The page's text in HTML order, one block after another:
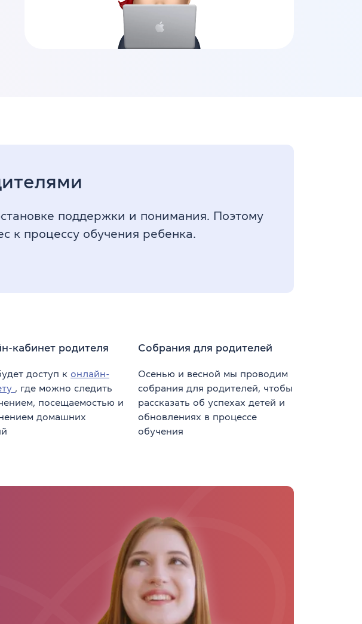
поддержки и понимания. Поэтому
к процессу обучения ребенка.
кабинет родителя
доступ к онлайн-
, где можно следить
посещаемостью и
домашних
Собрания для родителей
Осенью и весной мы проводим
собрания для родителей, чтобы
рассказать об успехах детей и
обновлениях в процессе
обучения